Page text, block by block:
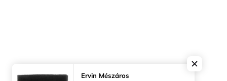
Ervin Mészáros